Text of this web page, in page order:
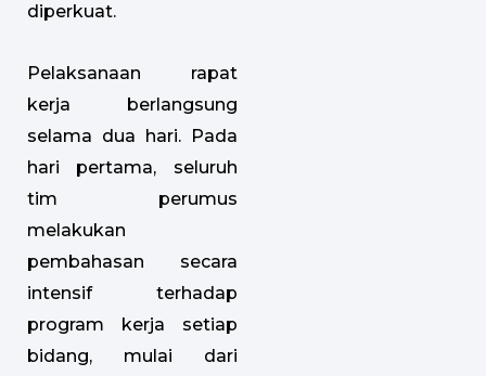
diperkuat.
Pelaksanaan rapat
kerja berlangsung
selama dua hari. Pada
hari pertama, seluruh
tim perumus
melakukan
pembahasan secara
intensif terhadap
program kerja setiap
bidang, mulai dari